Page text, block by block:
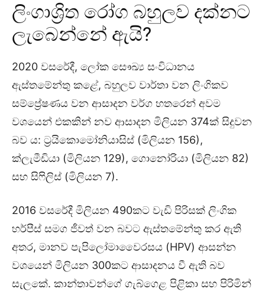
ලිංගාශ්‍රිත රෝග බහුලව දක්නට
ලැබෙන්නේ ඇයි?
2020 වසරේදී, ලෝක සෞඛ්‍ය සංවිධානය
ඇස්තමේන්තු කළේ, බහුලව වාර්තා වන ලිංගිකව
සම්ප්‍රේෂණය වන ආසාදන වර්ග හතරෙන් අවම
වශයෙන් එකකින් නව ආසාදන මිලියන 374ක් සිදුවන
බව ය: ට්‍රයිකොමෝනියාසිස් (මිලියන 156),
ක්ලැමීඩියා (මිලියන 129), ගොනෝරියා (මිලියන 82)
සහ සිෆිලිස් (මිලියන 7).
2016 වසරේදී මිලියන 490කට වැඩි පිරිසක් ලිංගික
හර්පීස් සමග ජීවත් වන බවට ඇස්තමේන්තු කර ඇති
අතර, මානව පැපිලෝමාවෛරසය (HPV) ආසන්න
වශයෙන් මිලියන 300කට ආසාදනය වී ඇති බව
සැලකේ. කාන්තාවන්ගේ ගැබ්ගෙළ පිළිකා සහ පිරිමින්